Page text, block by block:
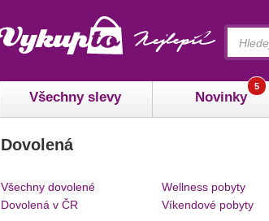
Všechny slevy Novinky
5
Dovolená
Všechny dovolené
Dovolená v ČR
Wellness pobyty
Víkendové pobyty